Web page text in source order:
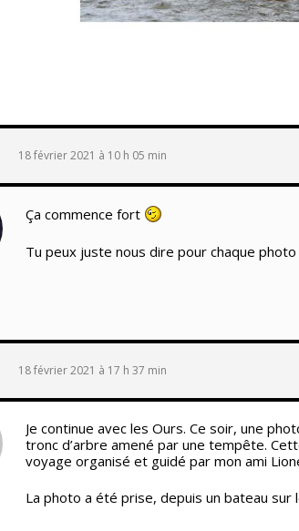
18 février 2021 à 10 h 05 min
Ça commence fort
Tu peux juste nous dire pour chaque photo
18 février 2021 à 17 h 37 min
Je continue avec les Ours. Ce soir, une
tronc d’arbre amené par une tempête.
voyage organisé et guidé par mon ami
La photo a été prise, depuis un bateau sur